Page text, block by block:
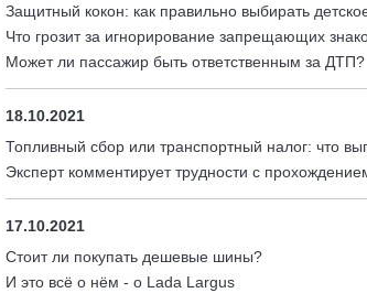
Защитный кокон: как правильно выбирать
Что грозит за игнорирование запрещающих
Может ли пассажир быть ответственным за ДТП?
18.10.2021
Топливный сбор или транспортный налог: что
Эксперт комментирует трудности с
17.10.2021
Стоит ли покупать дешевые шины?
И это всё о нём - о Lada Largus